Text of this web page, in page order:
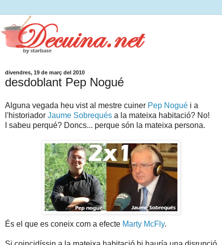
divendres, 19 de març del 2010
desdoblant Pep Nogué
Alguna vegada heu vist al mestre cuiner Pep Nogué i a
l'historiador Jaume Sobrequés a la mateixa habitació? No!
I sabeu perqué? Doncs... perque són la mateixa persona.
És el que es coneix com a efecte Marty McFly.